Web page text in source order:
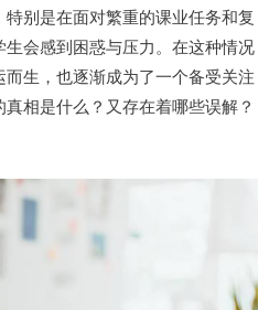
别是在面对繁重的课业任务和复
会感到困惑与压力。在这种情况
生，也逐渐成为了一个备受关注
相是什么？又存在着哪些误解？